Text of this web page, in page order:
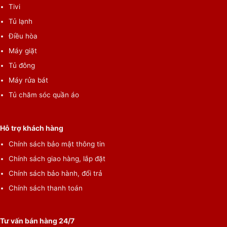
Công suất hoạt động:
220W
Công suất hút ẩm:
20 lít/ngày
Độ ồn:
Tivi
Tủ lạnh
Điều hòa
Máy giặt
Tủ đông
Máy rửa bát
Tủ chăm sóc quần áo
Hỗ trợ khách hàng
Chính sách bảo mật thông tin
Chính sách giao hàng, lắp đặt
Chính sách bảo hành, đổi trả
Chính sách thanh toán
Tư vấn bán hàng 24/7